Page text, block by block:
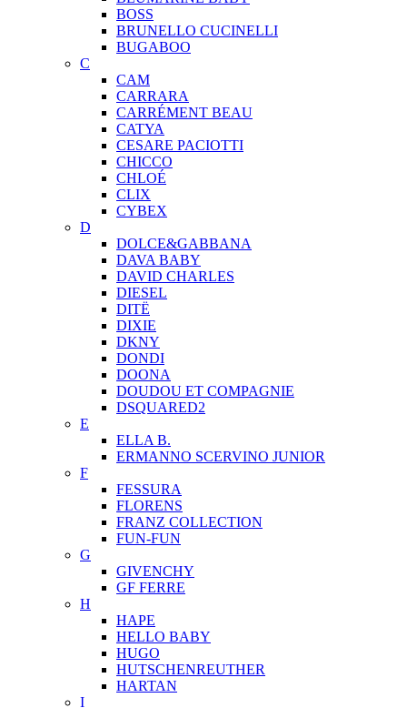
BOSS
BRUNELLO CUCINELLI
BUGABOO
C
CAM
CARRARA
CARRÉMENT BEAU
CATYA
CESARE PACIOTTI
CHICCO
CHLOÉ
CLIX
CYBEX
D
DOLCE&GABBANA
DAVA BABY
DAVID CHARLES
DIESEL
DITЁ
DIXIE
DKNY
DONDI
DOONA
DOUDOU ET COMPAGNIE
DSQUARED2
E
ELLA B.
ERMANNO SCERVINO JUNIOR
F
FESSURA
FLORENS
FRANZ COLLECTION
FUN-FUN
G
GIVENCHY
GF FERRE
H
HAPE
HELLO BABY
HUGO
HUTSCHENREUTHER
HARTAN
I